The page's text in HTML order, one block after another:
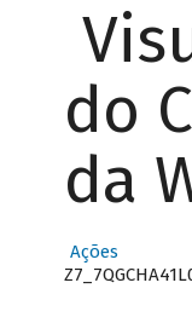
do
da
Ações